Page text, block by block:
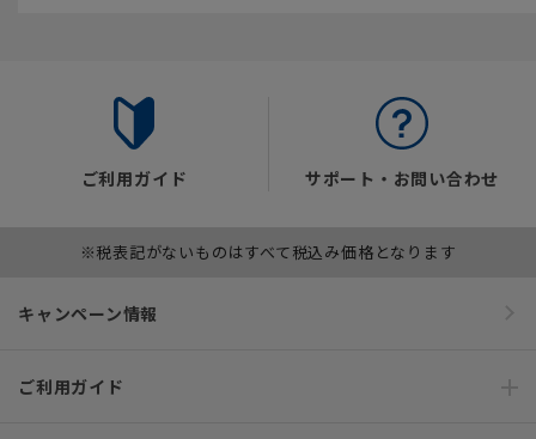
ご利用ガイド サポート・お問い合わせ
※税表記がないものはすべて税込み価格となります
キャンペーン情報
ご利用ガイド